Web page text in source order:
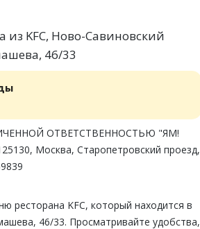
из KFC, Ново-Савиновский
46/33
ОТВЕТСТВЕННОСТЬЮ "ЯМ!
Москва, Старопетровский проезд,
ресторана KFC, который находится в
46/33. Просматривайте удобства,